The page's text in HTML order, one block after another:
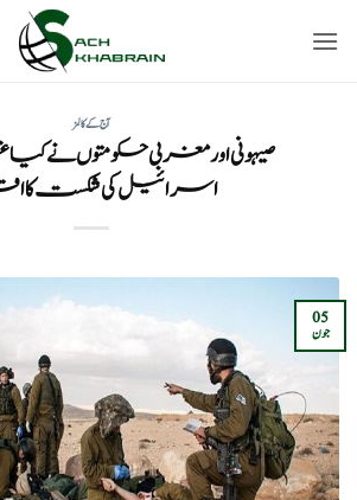
آج کے کالمز
صیہونی اور مغربی حکومتوں نے
اسرائیل کی شکست کا
05
جون